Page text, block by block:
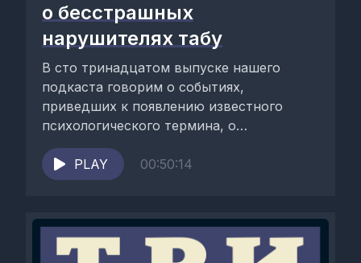
о бесстрашных
нарушителях табу
В сто тринадцатом выпуске нашего
подкаста говорим о событиях,
приведших к появлению известного
психологического термина, о
прославленном путешественнике, а
также об индийской секте с...
PLAY 00:50:14